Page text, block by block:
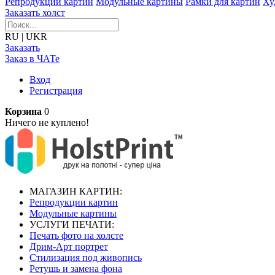
Заказать холст
RU | UKR
Заказать
Заказ в ЧАТе
Вход
Регистрация
Корзина 0
Ничего не куплено!
МАГАЗИН КАРТИН:
Репродукции картин
Модульные картины
УСЛУГИ ПЕЧАТИ:
Печать фото на холсте
Дрим-Арт портрет
Стилизация под живопись
Ретушь и замена фона